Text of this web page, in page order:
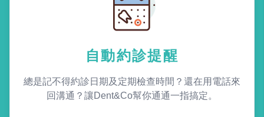
自動約診提醒
總是記不得約診日期及定期檢查時間？還在用電話來
回溝通？讓Dent&Co幫你通通一指搞定。